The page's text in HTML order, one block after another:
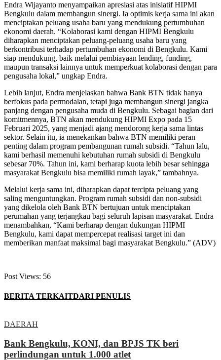
Endra Wijayanto menyampaikan apresiasi atas inisiatif HIPMI
Bengkulu dalam membangun sinergi. Ia optimis kerja sama ini akan
menciptakan peluang usaha baru yang mendukung pertumbuhan
ekonomi daerah. “Kolaborasi kami dengan HIPMI Bengkulu
diharapkan menciptakan peluang-peluang usaha baru yang
berkontribusi terhadap pertumbuhan ekonomi di Bengkulu. Kami
siap mendukung, baik melalui pembiayaan lending, funding,
maupun transaksi lainnya untuk memperkuat kolaborasi dengan para
pengusaha lokal,” ungkap Endra.
Lebih lanjut, Endra menjelaskan bahwa Bank BTN tidak hanya
berfokus pada permodalan, tetapi juga membangun sinergi jangka
panjang dengan pengusaha muda di Bengkulu. Sebagai bagian dari
komitmennya, BTN akan mendukung HIPMI Expo pada 15
Februari 2025, yang menjadi ajang mendorong kerja sama lintas
sektor. Selain itu, ia menekankan bahwa BTN memiliki peran
penting dalam program pembangunan rumah subsidi. “Tahun lalu,
kami berhasil memenuhi kebutuhan rumah subsidi di Bengkulu
sebesar 70%. Tahun ini, kami berharap kuota lebih besar sehingga
masyarakat Bengkulu bisa memiliki rumah layak,” tambahnya.
Melalui kerja sama ini, diharapkan dapat tercipta peluang yang
saling menguntungkan. Program rumah subsidi dan non-subsidi
yang dikelola oleh Bank BTN bertujuan untuk menciptakan
perumahan yang terjangkau bagi seluruh lapisan masyarakat. Endra
menambahkan, “Kami berharap dengan dukungan HIPMI
Bengkulu, kami dapat mempercepat realisasi target ini dan
memberikan manfaat maksimal bagi masyarakat Bengkulu.” (ADV)
Post Views: 56
BERITA TERKAITDARI PENULIS
DAERAH
Bank Bengkulu, KONI, dan BPJS TK beri
perlindungan untuk 1.000 atlet